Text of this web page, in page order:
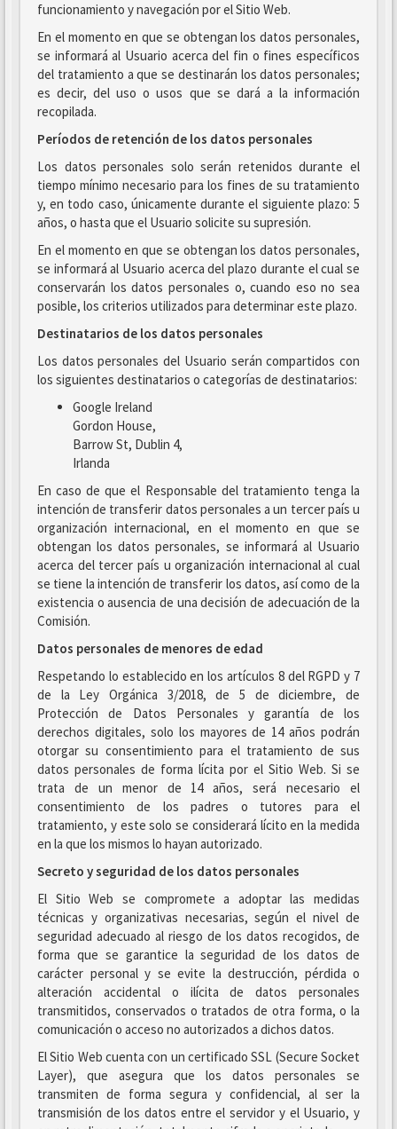
funcionamiento y navegación por el Sitio Web.
En el momento en que se obtengan los datos personales,
se informará al Usuario acerca del fin o fines específicos
del tratamiento a que se destinarán los datos personales;
es decir, del uso o usos que se dará a la información
recopilada.
Períodos de retención de los datos personales
Los datos personales solo serán retenidos durante el
tiempo mínimo necesario para los fines de su tratamiento
y, en todo caso, únicamente durante el siguiente plazo: 5
años, o hasta que el Usuario solicite su supresión.
En el momento en que se obtengan los datos personales,
se informará al Usuario acerca del plazo durante el cual se
conservarán los datos personales o, cuando eso no sea
posible, los criterios utilizados para determinar este plazo.
Destinatarios de los datos personales
Los datos personales del Usuario serán compartidos con
los siguientes destinatarios o categorías de destinatarios:
Google Ireland
Gordon House,
Barrow St, Dublin 4,
Irlanda
En caso de que el Responsable del tratamiento tenga la
intención de transferir datos personales a un tercer país u
organización internacional, en el momento en que se
obtengan los datos personales, se informará al Usuario
acerca del tercer país u organización internacional al cual
se tiene la intención de transferir los datos, así como de la
existencia o ausencia de una decisión de adecuación de la
Comisión.
Datos personales de menores de edad
Respetando lo establecido en los artículos 8 del RGPD y 7
de la Ley Orgánica 3/2018, de 5 de diciembre, de
Protección de Datos Personales y garantía de los
derechos digitales, solo los mayores de 14 años podrán
otorgar su consentimiento para el tratamiento de sus
datos personales de forma lícita por el Sitio Web. Si se
trata de un menor de 14 años, será necesario el
consentimiento de los padres o tutores para el
tratamiento, y este solo se considerará lícito en la medida
en la que los mismos lo hayan autorizado.
Secreto y seguridad de los datos personales
El Sitio Web se compromete a adoptar las medidas
técnicas y organizativas necesarias, según el nivel de
seguridad adecuado al riesgo de los datos recogidos, de
forma que se garantice la seguridad de los datos de
carácter personal y se evite la destrucción, pérdida o
alteración accidental o ilícita de datos personales
transmitidos, conservados o tratados de otra forma, o la
comunicación o acceso no autorizados a dichos datos.
El Sitio Web cuenta con un certificado SSL (Secure Socket
Layer), que asegura que los datos personales se
transmiten de forma segura y confidencial, al ser la
transmisión de los datos entre el servidor y el Usuario, y